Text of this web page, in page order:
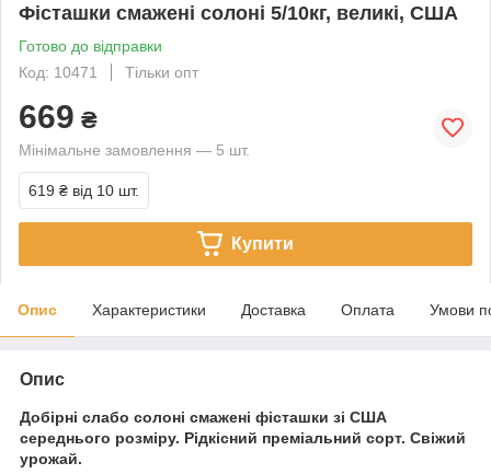
Фісташки смажені солоні 5/10кг, великі, США
Готово до відправки
Код: 10471
Тільки опт
669 ₴
Мінімальне замовлення — 5 шт.
619 ₴ від 10 шт.
Купити
Опис Характеристики Доставка Оплата Умови
Опис
Добірні слабо солоні смажені фісташки зі США
середнього розміру. Рідкісний преміальний сорт. Свіжий
урожай.